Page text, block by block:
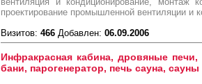
проектирование промышленной вентиляции и
Визитов: 466 Добавлен: 06.09.2006
Инфракрасная кабина, дровяные печи,
бани, парогенератор, печь сауна,